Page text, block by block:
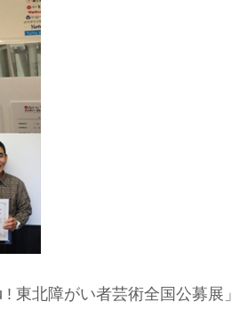
北障がい者芸術全国公募展」